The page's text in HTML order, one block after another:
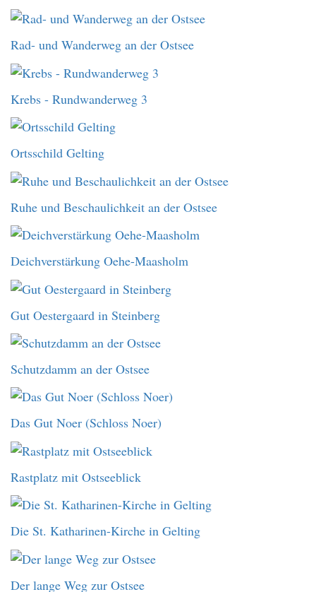
Rad- und Wanderweg an der Ostsee
Krebs - Rundwanderweg 3
Ortsschild Gelting
Ruhe und Beschaulichkeit an der Ostsee
Deichverstärkung Oehe-Maasholm
Gut Oestergaard in Steinberg
Schutzdamm an der Ostsee
Das Gut Noer (Schloss Noer)
Rastplatz mit Ostseeblick
Die St. Katharinen-Kirche in Gelting
Der lange Weg zur Ostsee